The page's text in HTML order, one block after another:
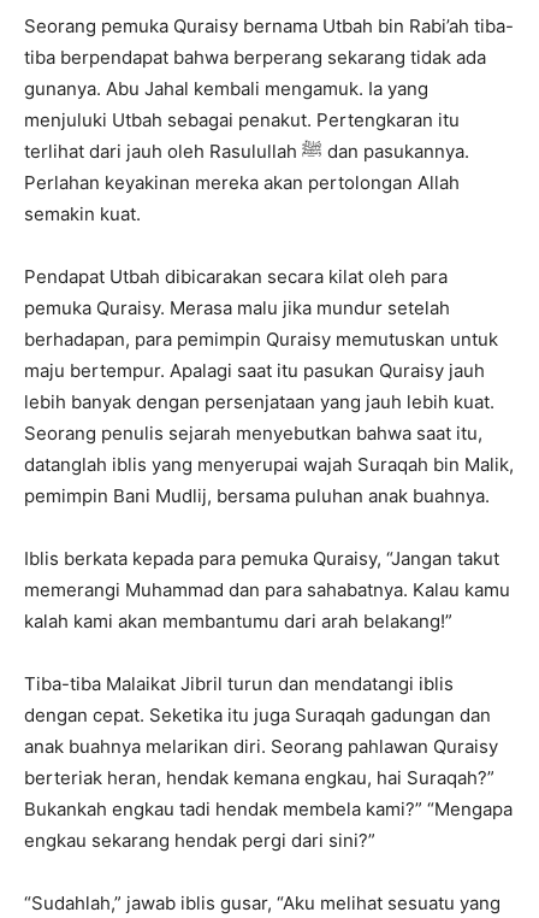
Seorang pemuka Quraisy bernama Utbah bin Rabi’ah tiba-
tiba berpendapat bahwa berperang sekarang tidak ada
gunanya. Abu Jahal kembali mengamuk. Ia yang
menjuluki Utbah sebagai penakut. Pertengkaran itu
terlihat dari jauh oleh Rasulullah ﷺ dan pasukannya.
Perlahan keyakinan mereka akan pertolongan Allah
semakin kuat.
Pendapat Utbah dibicarakan secara kilat oleh para
pemuka Quraisy. Merasa malu jika mundur setelah
berhadapan, para pemimpin Quraisy memutuskan untuk
maju bertempur. Apalagi saat itu pasukan Quraisy jauh
lebih banyak dengan persenjataan yang jauh lebih kuat.
Seorang penulis sejarah menyebutkan bahwa saat itu,
datanglah iblis yang menyerupai wajah Suraqah bin Malik,
pemimpin Bani Mudlij, bersama puluhan anak buahnya.
Iblis berkata kepada para pemuka Quraisy, “Jangan takut
memerangi Muhammad dan para sahabatnya. Kalau kamu
kalah kami akan membantumu dari arah belakang!”
Tiba-tiba Malaikat Jibril turun dan mendatangi iblis
dengan cepat. Seketika itu juga Suraqah gadungan dan
anak buahnya melarikan diri. Seorang pahlawan Quraisy
berteriak heran, hendak kemana engkau, hai Suraqah?”
Bukankah engkau tadi hendak membela kami?” “Mengapa
engkau sekarang hendak pergi dari sini?”
“Sudahlah,” jawab iblis gusar, “Aku melihat sesuatu yang